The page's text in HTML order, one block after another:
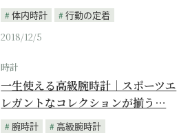
体内時計
行動の定着
2018/12/5
時計
一生使える高級腕時計｜スポーツエ
レガントなコレクションが揃う…
腕時計
高級腕時計